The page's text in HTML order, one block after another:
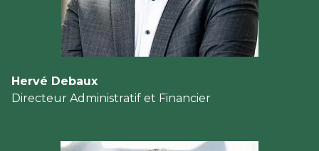
Hervé Debaux
Directeur Administratif et Financier